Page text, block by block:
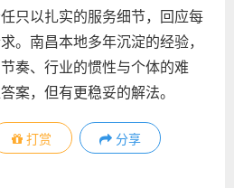
只以扎实的服务细节，回应每
。南昌本地多年沉淀的经验，
奏、行业的惯性与个体的难
案，但有更稳妥的解法。
打赏 分享